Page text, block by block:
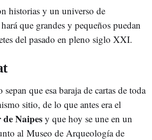
historias y un universo de
que grandes y pequeños puedan
del pasado en pleno siglo XXI.
que esa baraja de cartas de toda
sitio, de lo que antes era el
Naipes y que hoy se une en un
al Museo de Arqueología de